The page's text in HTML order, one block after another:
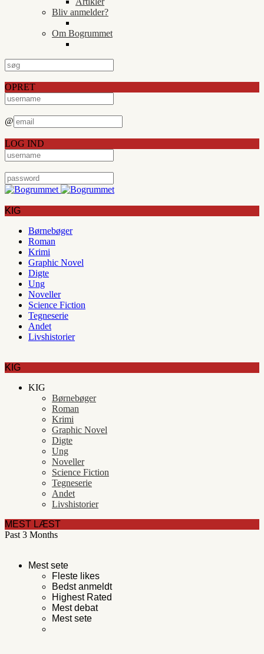
Bliv anmelder?
Om Bogrummet
OPRET
@
LOG IND
KIG
Børnebøger
Roman
Krimi
Graphic Novel
Digte
Ung
Noveller
Science Fiction
Tegneserie
Andet
Livshistorier
KIG
KIG
Børnebøger
Roman
Krimi
Graphic Novel
Digte
Ung
Noveller
Science Fiction
Tegneserie
Andet
Livshistorier
MEST LÆST
Past 3 Months
Mest sete
Fleste likes
Bedst anmeldt
Highest Rated
Mest debat
Mest sete